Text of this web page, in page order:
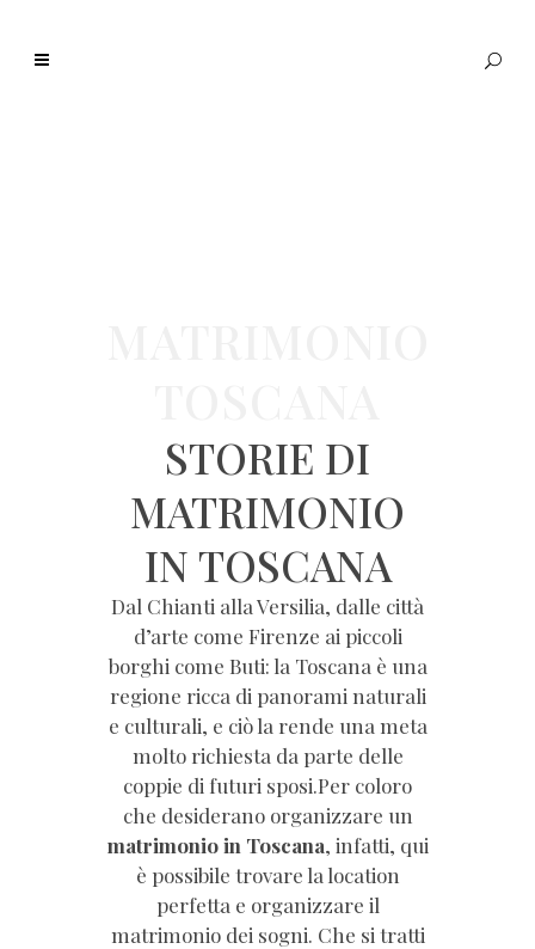
STORIE DI
MATRIMONIO
IN TOSCANA
Dal Chianti alla Versilia, dalle città
d’arte come Firenze ai piccoli
borghi come Buti: la Toscana è una
regione ricca di panorami naturali
e culturali, e ciò la rende una meta
molto richiesta da parte delle
coppie di futuri sposi.Per coloro
che desiderano organizzare un
matrimonio in Toscana, infatti, qui
è possibile trovare la location
perfetta e organizzare il
matrimonio dei sogni. Che si tratti